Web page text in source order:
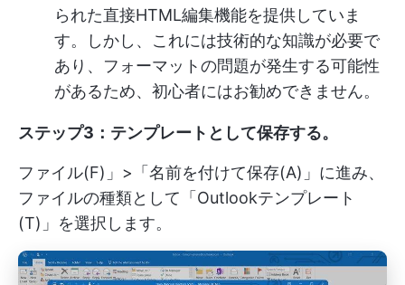
られた直接HTML編集機能を提供していま
す。しかし、これには技術的な知識が必要で
あり、フォーマットの問題が発生する可能性
があるため、初心者にはお勧めできません。
ステップ3：テンプレートとして保存する。
ファイル(F)」>「名前を付けて保存(A)」に進み、
ファイルの種類として「Outlookテンプレート
(T)」を選択します。